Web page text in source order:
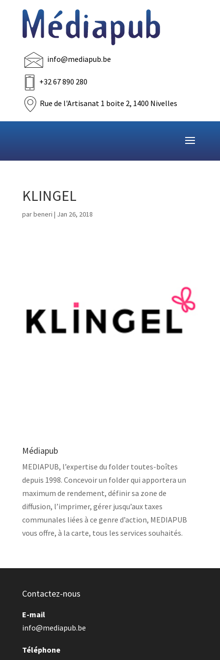
info@mediapub.be
+32 67 890 280
Rue de l'Artisanat 1 boite 2, 1400 Nivelles
KLINGEL
parbeneri | Jan 26, 2018
Médiapub
MEDIAPUB, l’expertise du folder toutes-boîtes
depuis 1998. Concevoir un folder qui apportera un
maximum de rendement, définir sa zone de
diffusion, l’imprimer, gérer jusqu’aux taxes
communales liées à ce genre d’action, MEDIAPUB
vous offre, à la carte, tous les services souhaités.
Contactez-nous
E-mail
info@mediapub.be
Téléphone